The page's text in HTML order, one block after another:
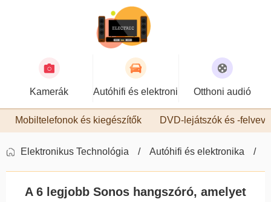
Kamerák Autóhifi és elektronika Otthoni audió
Mobiltelefonok és kiegészítők DVD-lejátszók és -
Elektronikus Technológia Autóhifi és elektronika
A 6 legjobb Sonos hangszóró, amelyet